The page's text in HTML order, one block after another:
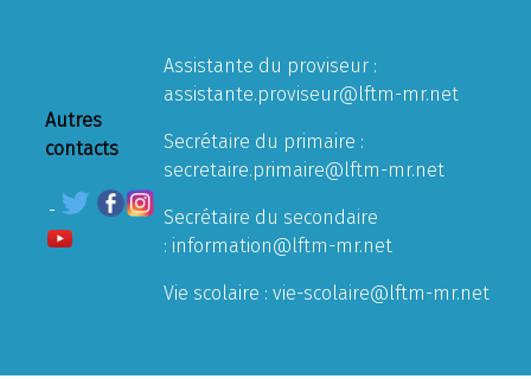
Autres
contacts
Assistante du proviseur :
assistante.proviseur@lftm-mr.net
Secrétaire du primaire :
secretaire.primaire@lftm-mr.net
Secrétaire du secondaire
: information@lftm-mr.net
Vie scolaire : vie-scolaire@lftm-mr.net